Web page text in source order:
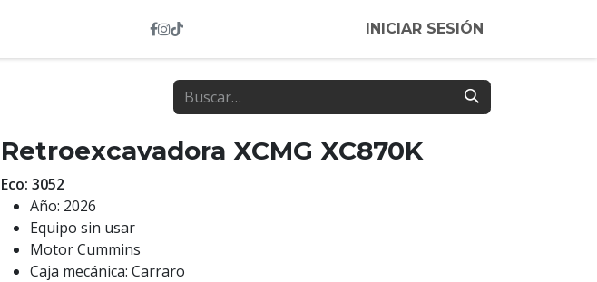
INICIAR SESIÓN
Retroexcavadora XCMG XC870K
Eco: 3052
Año: 2026
Equipo sin usar
Motor Cummins
Caja mecánica: Carraro